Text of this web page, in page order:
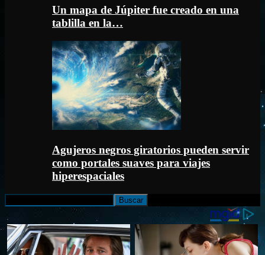
Un mapa de Júpiter fue creado en una
tablilla en la…
Agujeros negros giratorios pueden servir
como portales suaves para viajes
hiperespaciales